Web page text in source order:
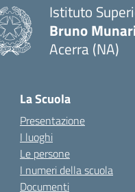
Istituto
Bruno Munari
Acerra (NA)
La Scuola
Presentazione
I luoghi
Le persone
I numeri della scuola
Documenti